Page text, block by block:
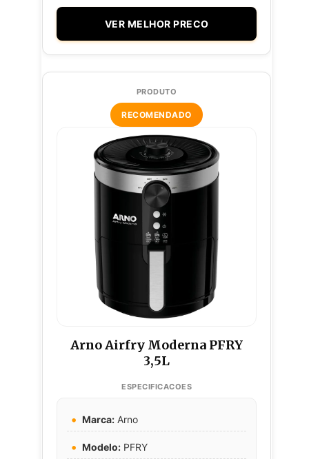
VER MELHOR PRECO
Arno Airfry Moderna PFRY
3,5L
RECOMENDADO
Marca: Arno
Modelo: PFRY